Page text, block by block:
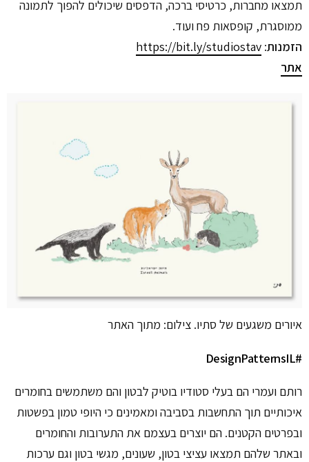
תמצאו מחברות, כרטיסי ברכה, הדפסים שיכולים להפוך לתמונה
ממוסגרת, קופסאות פח ועוד.
הזמנות:
https://bit.ly/studiostav
אתר
איורים משגעים של סתיו. צילום: מתוך האתר
#DesignPatternsIL
רותם ועמרי הם בעלי סטודיו בוטיק לבטון והם משתמשים בחומרים
איכותיים תוך התחשבות בסביבה ומאמינים כי היופי טמון בפשטות
ובפרטים הקטנים. הם יוצרים בעצמם את התערובות והחומרים
ובאתר שלהם תמצאו עציצי בטון, שעונים, מגשי בטון וגם ערכות